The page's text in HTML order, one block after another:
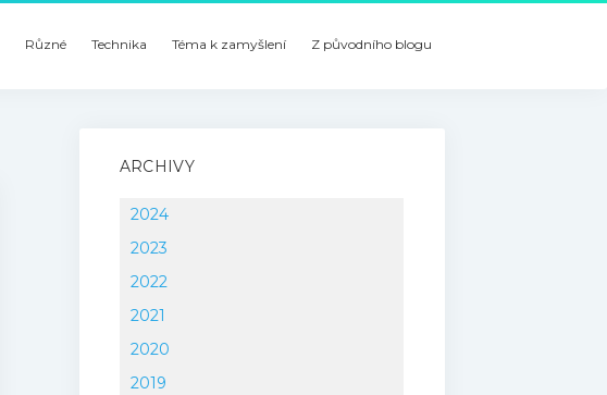
Různé Technika Téma k zamyšlení Z původního blogu
ARCHIVY
2024
2023
2022
2021
2020
2019